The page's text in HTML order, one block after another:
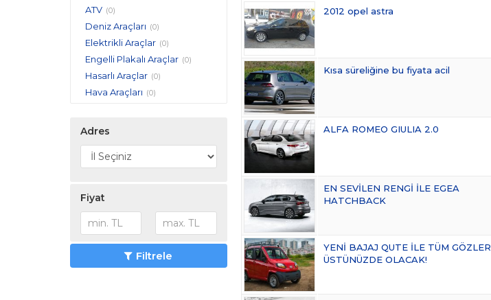
ATV (0)
Deniz Araçları (0)
Elektrikli Araçlar (0)
Engelli Plakalı Araçlar (0)
Hasarlı Araçlar (0)
Hava Araçları (0)
Kiralık Araçlar
Modifiye Araçlar
Adres
Fiyat
Filtrele
2012 opel astra
Kısa süreliğine bu fiyata acil
ALFA ROMEO GIULIA 2.0
EN SEVİLEN RENGİ İLE EGEA
HATCHBACK
YENİ BAJAJ QUTE İLE TÜM GÖZLER
ÜSTÜNÜZDE OLACAK!